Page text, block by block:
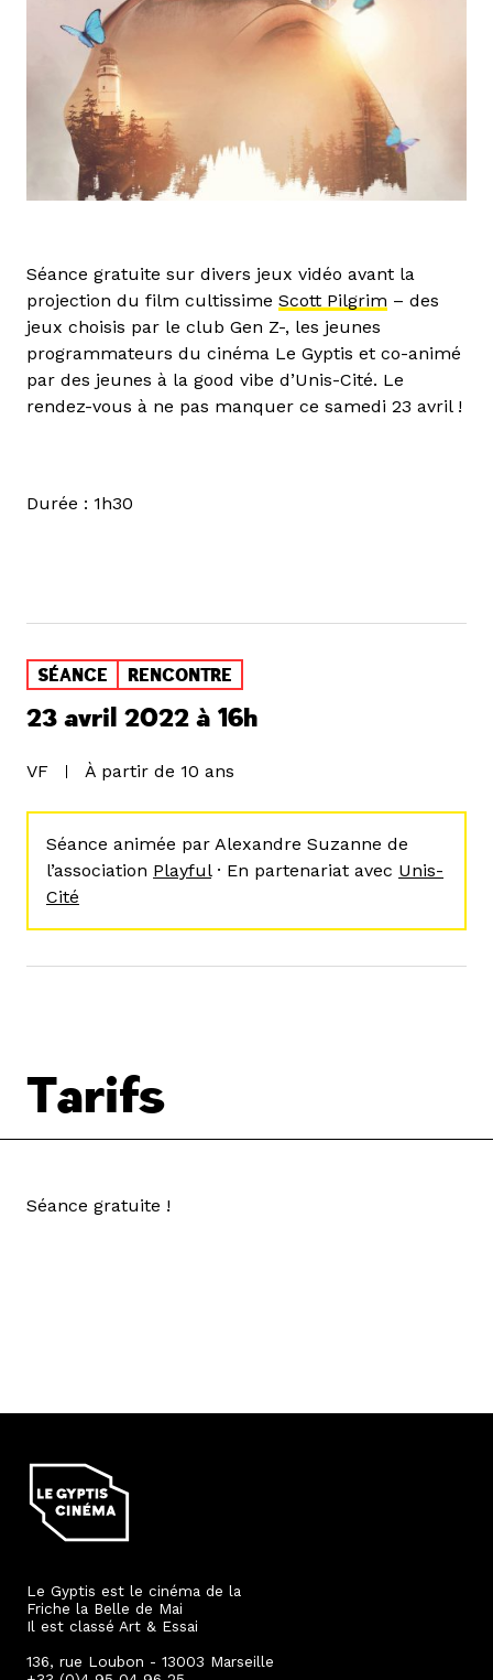
Séance gratuite sur divers jeux vidéo avant la
projection du film cultissime Scott Pilgrim – des
jeux choisis par le club Gen Z-, les jeunes
programmateurs du cinéma Le Gyptis et co-animé
par des jeunes à la good vibe d’Unis-Cité. Le
rendez-vous à ne pas manquer ce samedi 23 avril !
Durée : 1h30
SÉANCE RENCONTRE
23 avril 2022 à 16h
VF À partir de 10 ans
Séance animée par Alexandre Suzanne de
l’association Playful· En partenariat avec Unis-
Cité
Tarifs
Séance gratuite !
Le Gyptis est le cinéma de la
Friche la Belle de Mai
Il est classé Art & Essai
136, rue Loubon - 13003 Marseille